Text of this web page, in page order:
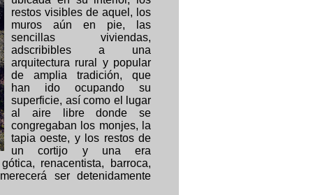
restos visibles de aquel, los
muros aún en pie, las
sencillas viviendas,
adscribibles a una
arquitectura rural y popular
de amplia tradición, que
han ido ocupando su
superficie, así como el lugar
al aire libre donde se
congregaban los monjes, la
tapia oeste, y los restos de
un cortijo y una era
renacentista, barroca,
ser detenidamente